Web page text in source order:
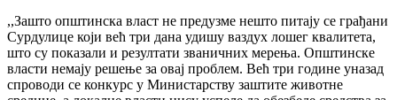
,,Зашто општинска власт не предузме нешто питају се грађани
Сурдулице који већ три дана удишу ваздух лошег квалитета,
што су показали и резултати званичних мерења. Општинске
власти немају решење за овај проблем. Већ три године уназад
спроводи се конкурс у Министарству заштите животне